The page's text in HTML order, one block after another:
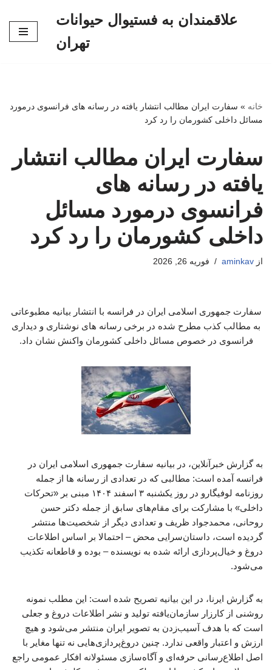
علاقمندان به فستیوال حیوانات
تهران
خانه » سفارت ایران مطالب انتشار یافته در رسانه های فرانسوی درمورد
مسائل داخلی کشورمان را رد کرد
سفارت ایران مطالب انتشار
یافته در رسانه های
فرانسوی درمورد مسائل
داخلی کشورمان را رد کرد
از aminkav فوریه 26, 2026
سفارت جمهوری اسلامی ایران در فرانسه با انتشار بیانیه مطبوعاتی
به مطالب کذب مطرح شده در برخی رسانه های نوشتاری و دیداری
فرانسوی در خصوص مسائل داخلی کشورمان واکنش نشان داد.
به گزارش خبرآنلاین، در بیانیه سفارت جمهوری اسلامی ایران در
فرانسه آمده است: مطالبی که در تعدادی از رسانه ها از جمله
روزنامه لوفیگارو در روز یکشنبه ۳ اسفند ۱۴۰۴ مبنی بر «تحرکات
داخلی» با مشارکت برای مقام‌های سابق از جمله دکتر حسن
روحانی، محمدجواد ظریف و تعدادی دیگر از شخصیت‌ها منتشر
گردیده است، داستان‌سرایی محض – احتمالا بر اساس اطلاعات
دروغ و خیال‌پردازی ارائه شده به نویسنده – بوده و قاطعانه تکذیب
می‌شود.
به گزارش ایرنا، در این بیانیه تصریح شده است: این مطلب نمونه
روشنی از کارزار سازمان‌یافته تولید و نشر اطلاعات دروغ و جعلی
است که با هدف آسیب‌زدن به تصویر ایران منتشر می‌شود و هیچ
ارزش و اعتبار واقعی ندارد. چنین دروغ‌پردازی‌هایی نه تنها مغایر با
اصل اطلاع‌رسانی حرفه‌ای و آگاه‌سازی مسئولانه افکار عمومی راجع